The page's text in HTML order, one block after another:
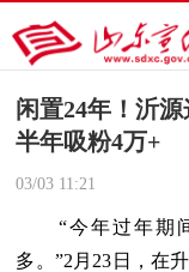
闲置24年！沂
半年吸粉4万+
03/03 11:21
“今年过年期间
多。”2月23日，在